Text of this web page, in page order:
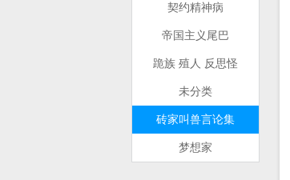
契约精神病
帝国主义尾巴
跪族 殖人 反思怪
未分类
砖家叫兽言论集
梦想家